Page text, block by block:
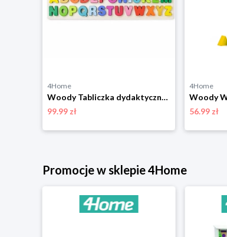
4Home
Woody Tabliczka dydaktyczna z liczeniem, literami i cyframi, 51 x 4 x 23,5 cm
99.99 zł
4Home
56.99 zł
Promocje w sklepie 4Home